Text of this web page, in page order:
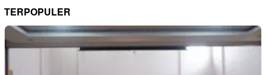
TERPOPULER